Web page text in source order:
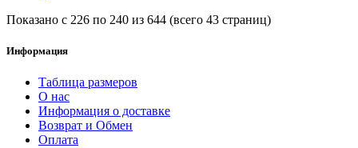
Показано с 226 по 240 из 644 (всего 43 страниц)
Информация
Таблица размеров
О нас
Информация о доставке
Возврат и Обмен
Оплата